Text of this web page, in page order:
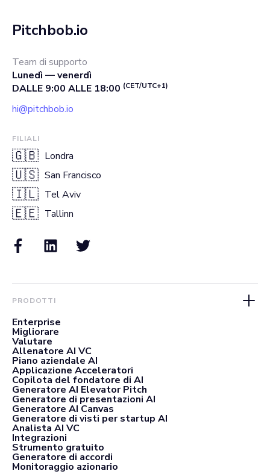
Pitchbob.io
Team di supporto
Lunedì — venerdì
DALLE 9:00 ALLE 18:00 (CET/UTC+1)
hi@pitchbob.io
FILIALI
🇬🇧 Londra
🇺🇸 San Francisco
🇮🇱 Tel Aviv
🇪🇪 Tallinn
PRODOTTI
Enterprise
Migliorare
Valutare
Allenatore AI VC
Piano aziendale AI
Applicazione Acceleratori
Copilota del fondatore di AI
Generatore AI Elevator Pitch
Generatore di presentazioni AI
Generatore AI Canvas
Generatore di visti per startup AI
Analista AI VC
Integrazioni
Strumento gratuito
Generatore di accordi
Monitoraggio azionario